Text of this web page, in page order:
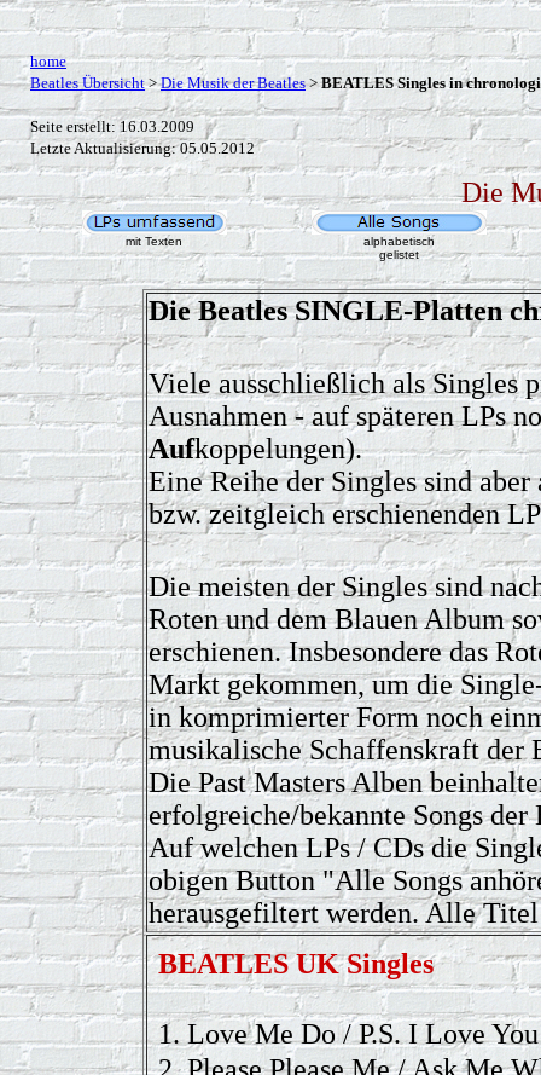
home
Beatles Übersicht>Die Musik der Beatles>BEATLES Singles in
Seite erstellt: 16.03.2009
Letzte Aktualisierung:05.05.2012
Die
mit Texten
alphabetisch
gelistet
Die BeatlesSINGLE-Platten
Viele ausschließlich als Singles
Ausnahmen - auf späteren LPs
Aufkoppelungen).
Eine Reihe der Singles sind
bzw. zeitgleich erschienenden
Die meisten der Singles sind
Roten und dem Blauen Album
erschienen. Insbesondere das
Markt gekommen, um die
in komprimierter Form noch
musikalische Schaffenskraft der
Die Past Masters Alben
erfolgreiche/bekannte Songs
Auf welchen LPs / CDs die
obigen Button "Alle Songs
herausgefiltert werden. Alle
BEATLES UKSingles
1. Love Me Do / P.S. I Love You